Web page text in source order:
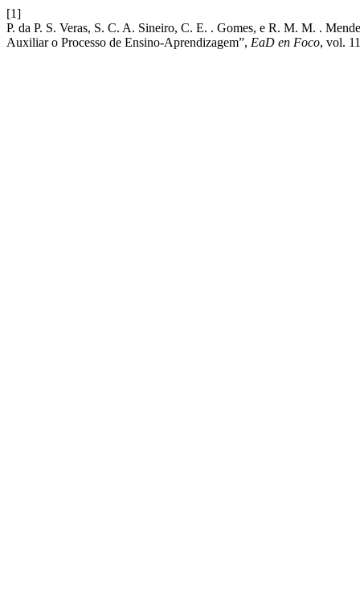
[1]
P. da P. S. Veras, S. C. A. Sineiro, C. E. . Gomes, e R. M. M. .
Auxiliar o Processo de Ensino-Aprendizagem”, EaD en Foco, vol.